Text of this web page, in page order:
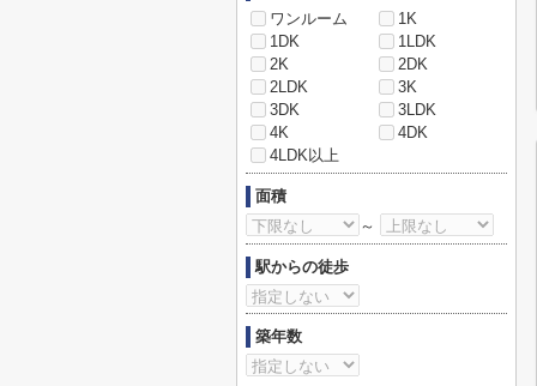
ワンルーム
1K
1DK
1LDK
2K
2DK
2LDK
3K
3DK
3LDK
4K
4DK
4LDK以上
面積
～
駅からの徒歩
築年数